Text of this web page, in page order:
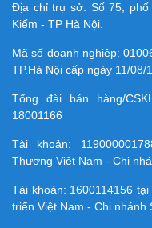
Địa chỉ trụ sở: Số 75,
Kiếm - TP Hà Nội.
Mã số doanh nghiệp:
TP.Hà Nội cấp ngày 11/08/
Tổng đài bán hàng/
18001166
Tài khoản:
Thương Việt Nam - Chi
Tài khoản: 1600114156 tại
triển Việt Nam - Chi nhánh